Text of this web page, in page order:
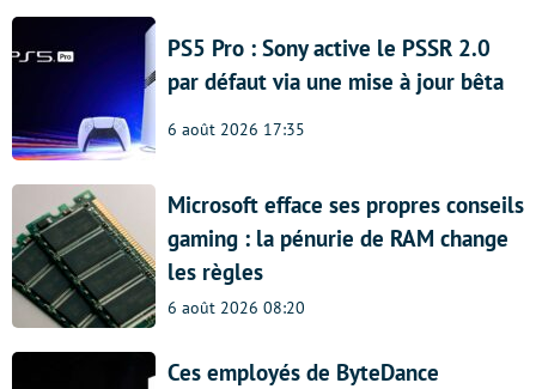
PS5 Pro : Sony active le PSSR 2.0
par défaut via une mise à jour bêta
6 août 2026 17:35
Microsoft efface ses propres conseils
gaming : la pénurie de RAM change
les règles
6 août 2026 08:20
Ces employés de ByteDance